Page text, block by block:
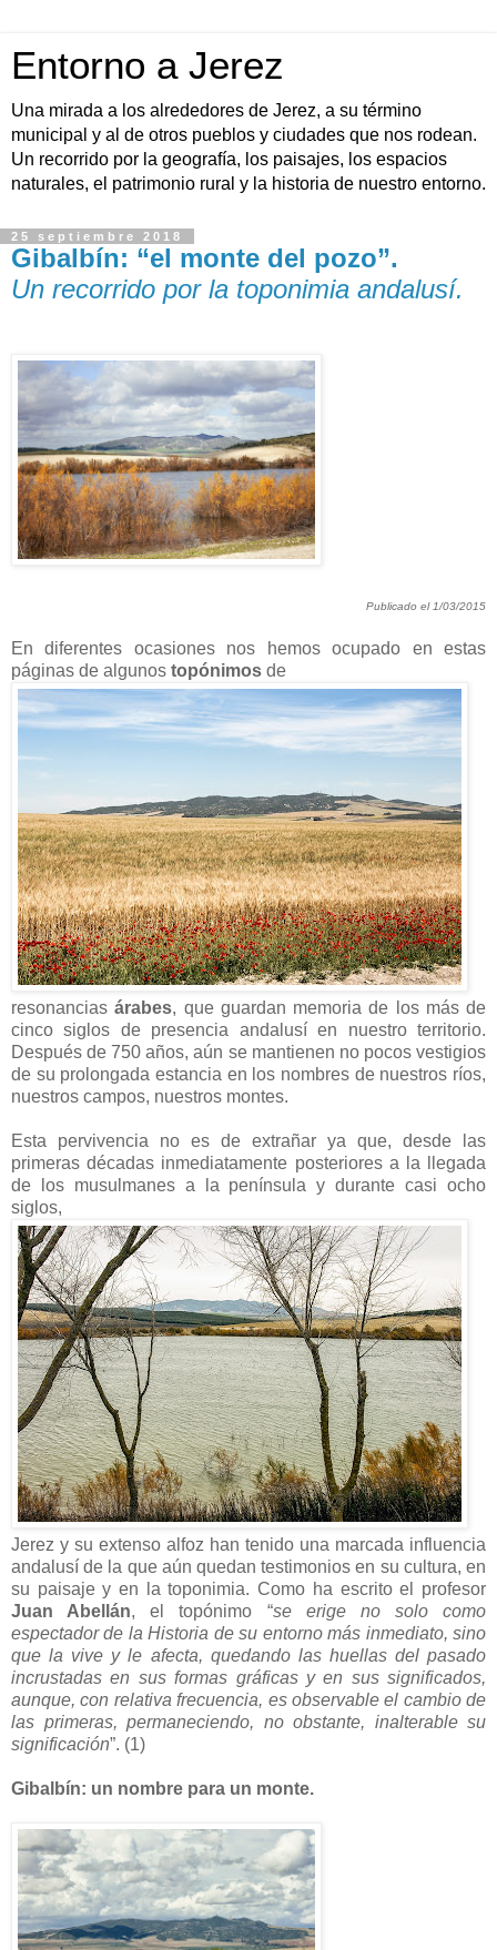
Entorno a Jerez
Una mirada a los alrededores de Jerez, a su término
municipal y al de otros pueblos y ciudades que nos rodean.
Un recorrido por la geografía, los paisajes, los espacios
naturales, el patrimonio rural y la historia de nuestro entorno.
25 septiembre 2018
Gibalbín: “el monte del pozo”.
Un recorrido por la toponimia andalusí.
Publicado el 1/03/2015
En diferentes ocasiones nos hemos ocupado en estas
páginas de algunos topónimos de
resonanciasárabes, que guardan memoria de los más de
cinco siglos de presencia andalusí en nuestro territorio.
Después de 750 años, aún se mantienen no pocos vestigios
de su prolongada estancia en los nombres de nuestros ríos,
nuestros campos, nuestros montes.
Esta pervivencia no es de extrañar ya que, desde las
primeras décadas inmediatamente posteriores a la llegada
de los musulmanes a la península y durante casi ocho
siglos,
Jerez y su extenso alfoz han tenido una marcada influencia
andalusí de la que aún quedan testimonios en su cultura, en
su paisaje y en la toponimia. Como ha escrito el profesor
Juan Abellán, el topónimo “se erige no solo como
espectador de la Historia de su entorno más inmediato, sino
que la vive y le afecta, quedando las huellas del pasado
incrustadas en sus formas gráficas y en sus significados,
aunque, con relativa frecuencia, es observable el cambio de
las primeras, permaneciendo, no obstante, inalterable su
significación”. (1)
Gibalbín: un nombre para un monte.